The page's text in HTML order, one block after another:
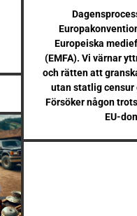
Europeiska
(EMFA). Vi värnar
och rätten att
utan statlig
Försöker någon
EU-